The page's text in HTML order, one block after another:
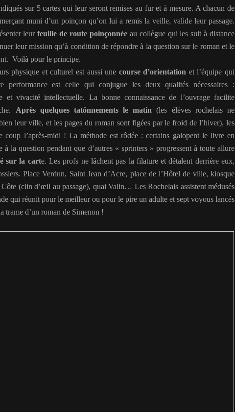
sur 5 cartes qui leur seront remises au fur et à mesure. A chacun de
muni d’un poinçon qu’on lui a remis la veille, valide leur passage.
leurfeuille de route poinçonnéeau collègue qui les suit à distance
leur mission qu’à condition de répondre à la question sur le roman et le
Voilà pour le principe.
physique et culturel est aussi une course d’orientation et l’équipe qui
performance est celle qui conjugue les deux qualités nécessaires :
et vivacité intellectuelle. La bonne connaissance de l’ouvrage facilite
Après quelques tatônnements le matin (les élèves rochelais ne
leur ville, et les pages du roman sont figées par le froid de l’hiver), les
coup l’après-midi ! La méthode est rôdée : certains galopent le livre en
à la question pendant que d’autres « sprinters » progressent à toute allure
sur la carte. Les profs ne lâchent pas la filature et détalent derrière eux,
Place Verdun, Saint Jean d’Acre, place de l’Hôtel de ville, kiosque
(clin d’œil au passage), quai Valin… Les Rochelais assistent médusés
qui réunit pour le meilleur ou pour le pire un adulte et sept voyous lancés
trame d’un roman de Simenon !